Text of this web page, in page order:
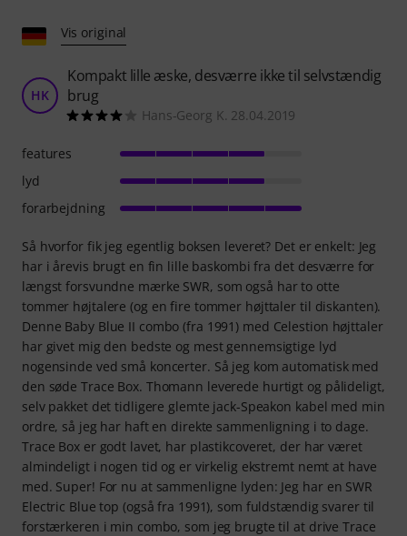
Vis original
HK
Kompakt lille æske, desværre ikke til selvstændig
brug
Hans-Georg K. 28.04.2019
Så hvorfor fik jeg egentlig boksen leveret? Det er enkelt: Jeg
har i årevis brugt en fin lille baskombi fra det desværre for
længst forsvundne mærke SWR, som også har to otte
tommer højtalere (og en fire tommer højttaler til diskanten).
Denne Baby Blue II combo (fra 1991) med Celestion højttaler
har givet mig den bedste og mest gennemsigtige lyd
nogensinde ved små koncerter. Så jeg kom automatisk med
den søde Trace Box. Thomann leverede hurtigt og pålideligt,
selv pakket det tidligere glemte jack-Speakon kabel med min
ordre, så jeg har haft en direkte sammenligning i to dage.
Trace Box er godt lavet, har plastikcoveret, der har været
almindeligt i nogen tid og er virkelig ekstremt nemt at have
med. Super! For nu at sammenligne lyden: Jeg har en SWR
Electric Blue top (også fra 1991), som fuldstændig svarer til
forstærkeren i min combo, som jeg brugte til at drive Trace
features
lyd
forarbejdning